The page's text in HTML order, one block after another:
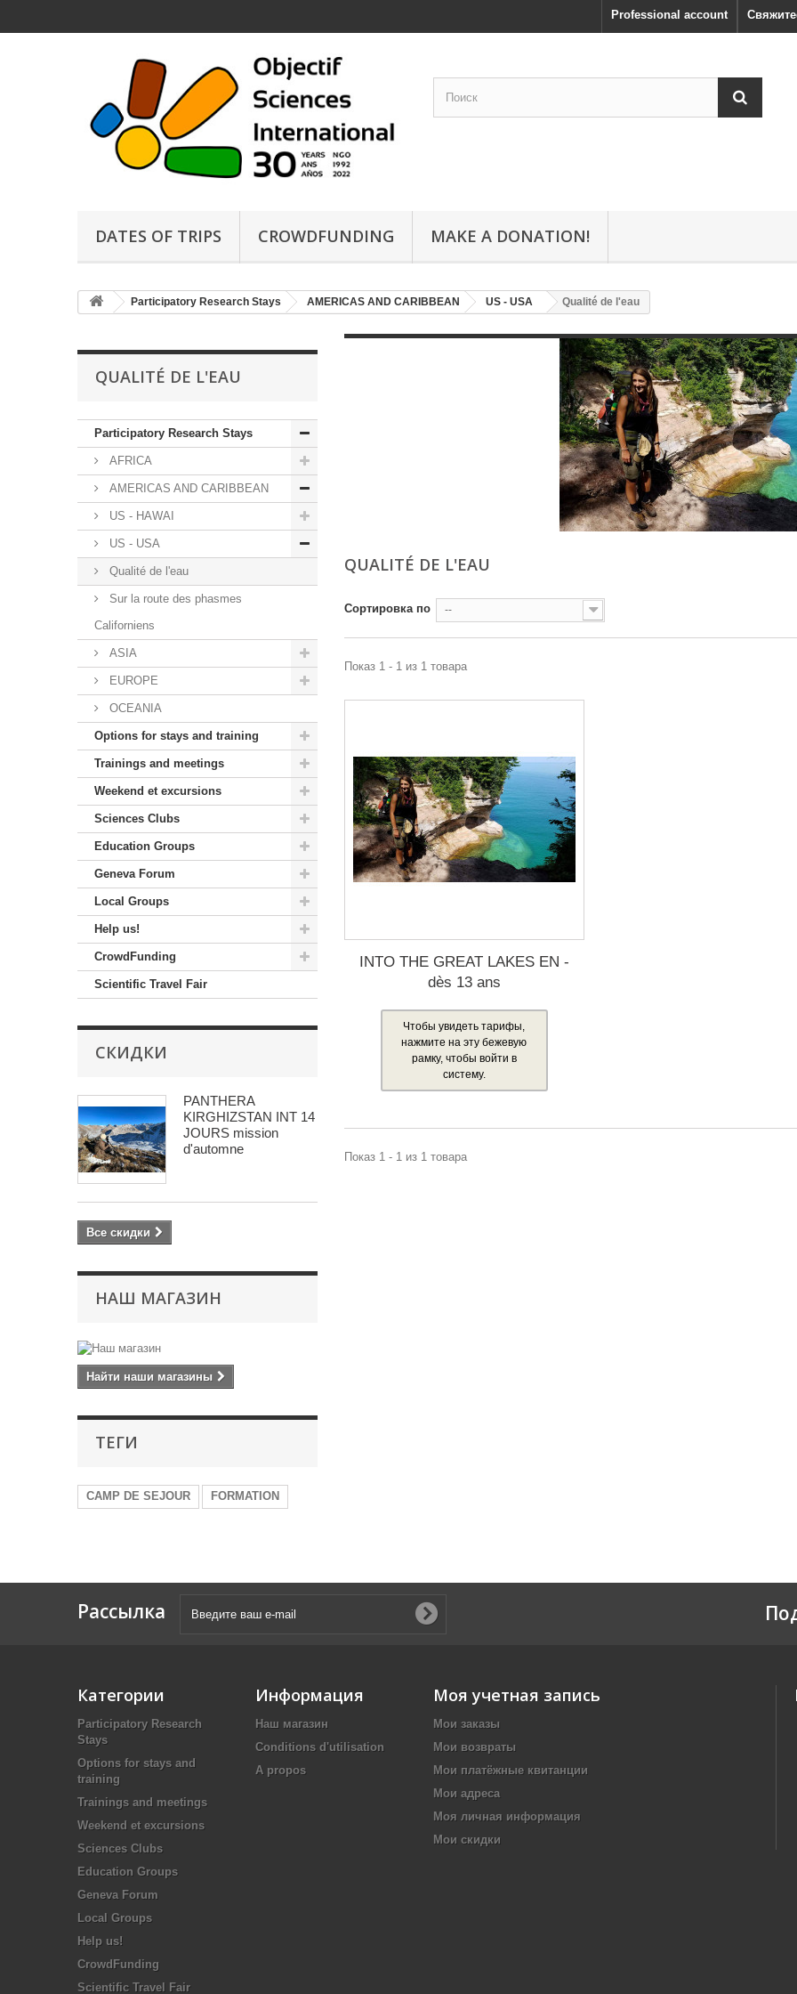
Professional account
DATES OF TRIPS CROWDFUNDING MAKE A DONATION!
Participatory Research Stays AMERICAS AND CARIBBEAN US - USA Qualité de l'eau
QUALITÉ DE L'EAU
Participatory Research Stays
AFRICA
AMERICAS AND CARIBBEAN
US - HAWAI
US - USA
Qualité de l'eau
Sur la route des phasmes
Californiens
ASIA
EUROPE
OCEANIA
Options for stays and training
Trainings and meetings
Weekend et excursions
Sciences Clubs
Education Groups
Geneva Forum
Local Groups
Help us!
CrowdFunding
Scientific Travel Fair
СКИДКИ
PANTHERA
KIRGHIZSTAN INT 14
JOURS mission
d'automne
Все скидки
НАШ МАГАЗИН
Найти наши магазины
ТЕГИ
CAMP DE SEJOUR FORMATION
QUALITÉ DE L'EAU
Сортировка по --
Показ 1 - 1 из 1 товара
INTO THE GREAT LAKES EN -
dès 13 ans
Чтобы увидеть тарифы,
нажмите на эту бежевую
рамку, чтобы войти в
систему.
Показ 1 - 1 из 1 товара
Рассылка
Категории
Participatory Research
Stays
Options for stays and
training
Trainings and meetings
Weekend et excursions
Sciences Clubs
Education Groups
Geneva Forum
Local Groups
Help us!
CrowdFunding
Scientific Travel Fair
Информация
Наш магазин
Conditions d'utilisation
A propos
Моя учетная запись
Мои заказы
Мои возвраты
Мои платёжные квитанции
Мои адреса
Моя личная информация
Мои скидки